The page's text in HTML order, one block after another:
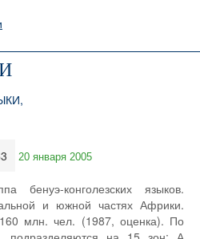
20 января 2005
бенуэ-конголезских языков.
и южной частях Африки.
млн. чел. (1987, оценка). По